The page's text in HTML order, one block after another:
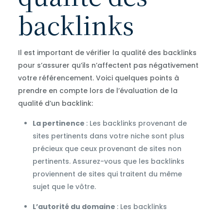
backlinks
Il est important de vérifier la qualité des backlinks
pour s’assurer qu’ils n’affectent pas négativement
votre référencement. Voici quelques points à
prendre en compte lors de l’évaluation de la
qualité d’un backlink:
La pertinence : Les backlinks provenant de
sites pertinents dans votre niche sont plus
précieux que ceux provenant de sites non
pertinents. Assurez-vous que les backlinks
proviennent de sites qui traitent du même
sujet que le vôtre.
L’autorité du domaine : Les backlinks